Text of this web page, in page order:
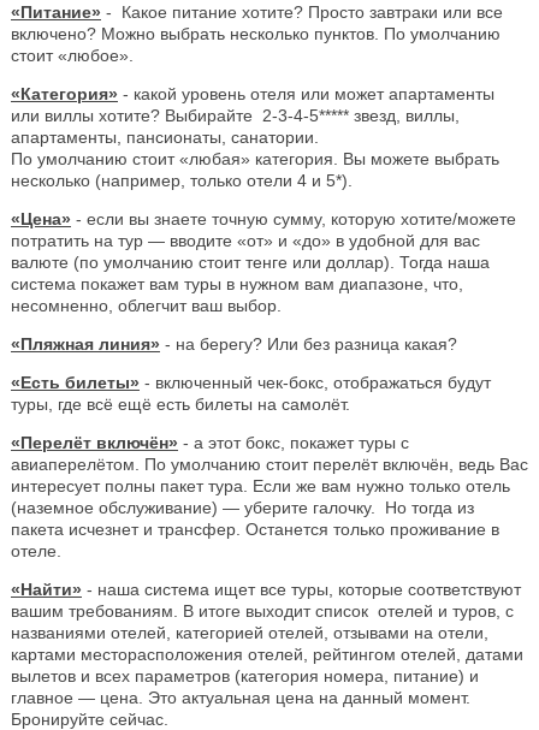
«Питание» - Какое питание хотите? Просто завтраки или все
включено? Можно выбрать несколько пунктов. По умолчанию
стоит «любое».
«Категория» - какой уровень отеля или может апартаменты
или виллы хотите? Выбирайте 2-3-4-5***** звезд, виллы,
апартаменты, пансионаты, санатории.
По умолчанию стоит «любая» категория. Вы можете выбрать
несколько (например, только отели 4 и 5*).
«Цена» - если вы знаете точную сумму, которую хотите/можете
потратить на тур — вводите «от» и «до» в удобной для вас
валюте (по умолчанию стоит тенге или доллар). Тогда наша
система покажет вам туры в нужном вам диапазоне, что,
несомненно, облегчит ваш выбор.
«Пляжная линия» - на берегу? Или без разница какая?
«Есть билеты» - включенный чек-бокс, отображаться будут
туры, где всё ещё есть билеты на самолёт.
«Перелёт включён» - а этот бокс, покажет туры с
авиаперелётом. По умолчанию стоит перелёт включён, ведь Вас
интересует полны пакет тура. Если же вам нужно только отель
(наземное обслуживание) — уберите галочку. Но тогда из
пакета исчезнет и трансфер. Останется только проживание в
отеле.
«Найти» - наша система ищет все туры, которые соответствуют
вашим требованиям. В итоге выходит список отелей и туров, с
названиями отелей, категорией отелей, отзывами на отели,
картами месторасположения отелей, рейтингом отелей, датами
вылетов и всех параметров (категория номера, питание) и
главное — цена. Это актуальная цена на данный момент.
Бронируйте сейчас.